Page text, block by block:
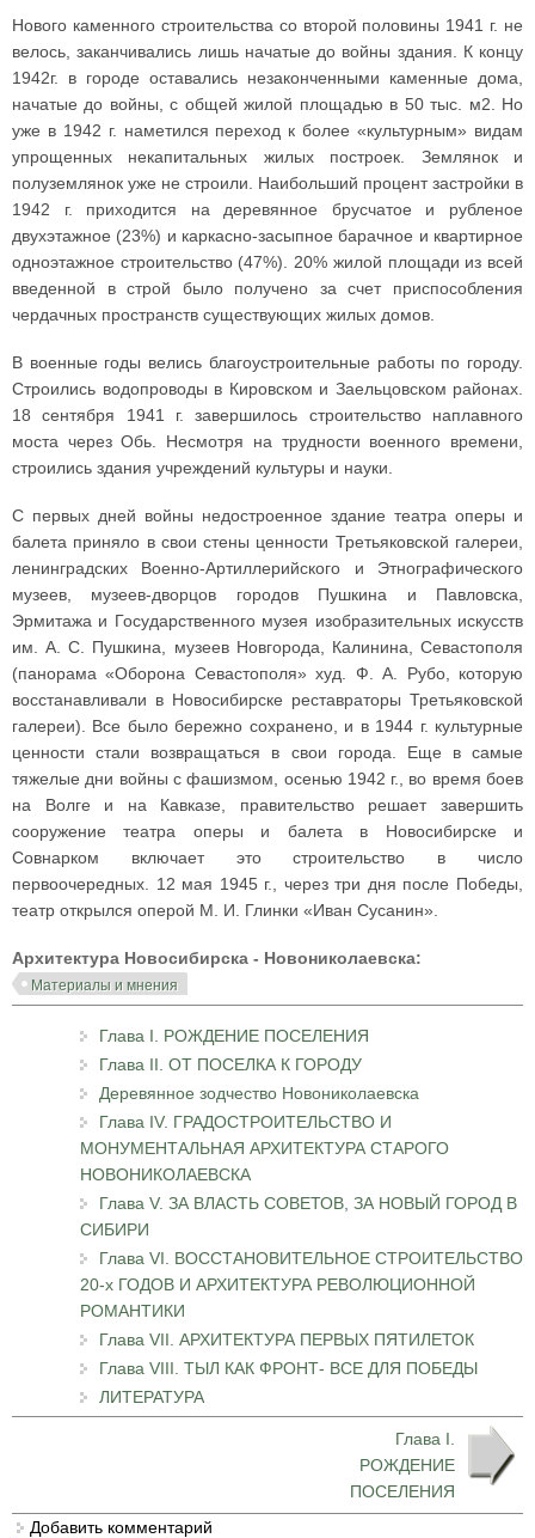
Нового каменного строительства со второй половины 1941 г. не
велось, заканчивались лишь начатые до войны здания. К концу
1942г. в городе оставались незаконченными каменные дома,
начатые до войны, с общей жилой площадью в 50 тыс. м2. Но
уже в 1942 г. наметился переход к более «культурным» видам
упрощенных некапитальных жилых построек. Землянок и
полуземлянок уже не строили. Наибольший процент застройки в
1942 г. приходится на деревянное брусчатое и рубленое
двухэтажное (23%) и каркасно-засыпное барачное и квартирное
одноэтажное строительство (47%). 20% жилой площади из всей
введенной в строй было получено за счет приспособления
чердачных пространств существующих жилых домов.
В военные годы велись благоустроительные работы по городу.
Строились водопроводы в Кировском и Заельцовском районах.
18 сентября 1941 г. завершилось строительство наплавного
моста через Обь. Несмотря на трудности военного времени,
строились здания учреждений культуры и науки.
С первых дней войны недостроенное здание театра оперы и
балета приняло в свои стены ценности Третьяковской галереи,
ленинградских Военно-Артиллерийского и Этнографического
музеев, музеев-дворцов городов Пушкина и Павловска,
Эрмитажа и Государственного музея изобразительных искусств
им. А. С. Пушкина, музеев Новгорода, Калинина, Севастополя
(панорама «Оборона Севастополя» худ. Ф. А. Рубо, которую
восстанавливали в Новосибирске реставраторы Третьяковской
галереи). Все было бережно сохранено, и в 1944 г. культурные
ценности стали возвращаться в свои города. Еще в самые
тяжелые дни войны с фашизмом, осенью 1942 г., во время боев
на Волге и на Кавказе, правительство решает завершить
сооружение театра оперы и балета в Новосибирске и
Совнарком включает это строительство в число
первоочередных. 12 мая 1945 г., через три дня после Победы,
театр открылся оперой М. И. Глинки «Иван Сусанин».
Архитектура Новосибирска - Новониколаевска:
Материалы и мнения
Глава I. РОЖДЕНИЕ ПОСЕЛЕНИЯ
Глава II. ОТ ПОСЕЛКА К ГОРОДУ
Деревянное зодчество Новониколаевска
Глава IV. ГРАДОСТРОИТЕЛЬСТВО И
МОНУМЕНТАЛЬНАЯ АРХИТЕКТУРА СТАРОГО
НОВОНИКОЛАЕВСКА
Глава V. ЗА ВЛАСТЬ СОВЕТОВ, ЗА НОВЫЙ ГОРОД В
СИБИРИ
Глава VI. ВОССТАНОВИТЕЛЬНОЕ СТРОИТЕЛЬСТВО
20-х ГОДОВ И АРХИТЕКТУРА РЕВОЛЮЦИОННОЙ
РОМАНТИКИ
Глава VII. АРХИТЕКТУРА ПЕРВЫХ ПЯТИЛЕТОК
Глава VIII. ТЫЛ КАК ФРОНТ- ВСЕ ДЛЯ ПОБЕДЫ
ЛИТЕРАТУРА
Глава I.
РОЖДЕНИЕ
ПОСЕЛЕНИЯ
Добавить комментарий